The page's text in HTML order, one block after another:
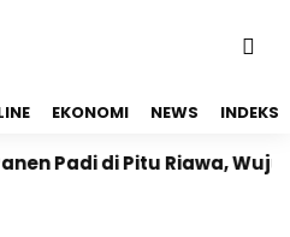
EKONOMI NEWS INDEKS
di Pitu Riawa, Wujudkan